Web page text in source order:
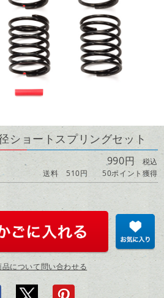
ショートスプリングセット
990円 税込
送料 510円
50ポイント獲得
品について問い合わせる